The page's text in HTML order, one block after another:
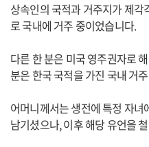
상속인의 국적과 거주지가 제
로 국내에 거주 중이었습니다.
다른 한 분은 미국 영주권자로
분은 한국 국적을 가진 국내 거
어머니께서는 생전에 특정 자
남기셨으나, 이후 해당 유언을